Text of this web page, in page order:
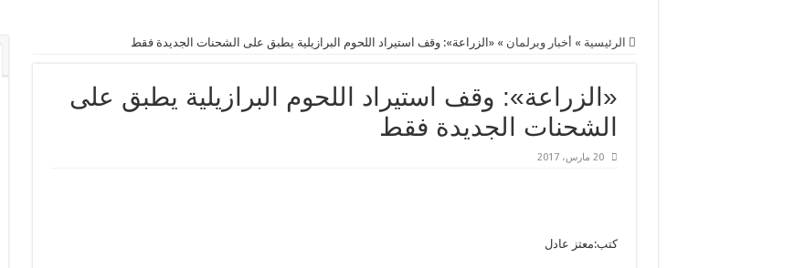
الرئيسية » أخبار وبرلمان » «الزراعة»: وقف استيراد اللحوم البرازيلية يطبق على الشحنات الجديدة فقط
«الزراعة»: وقف استيراد اللحوم البرازيلية يطبق على
الشحنات الجديدة فقط
20 مارس، 2017
كتب:معتز عادل